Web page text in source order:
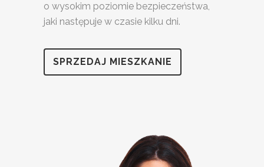
o wysokim poziomie bezpieczeństwa,
jaki następuje w czasie kilku dni.
SPRZEDAJ MIESZKANIE